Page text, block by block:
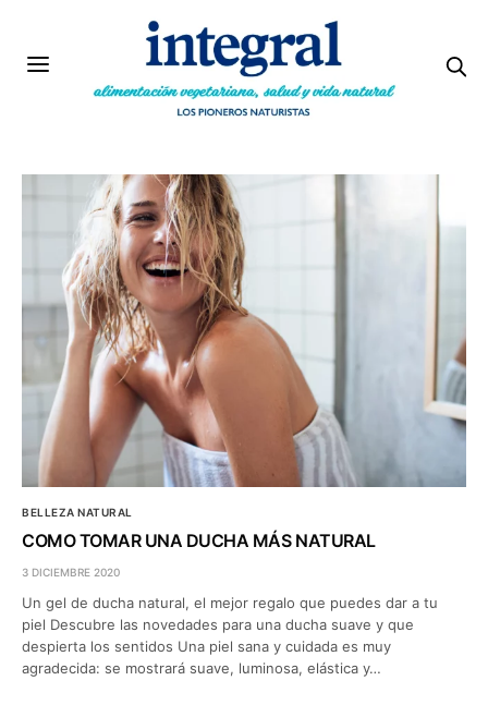
BELLEZA NATURAL
COMO TOMAR UNA DUCHA MÁS NATURAL
3 DICIEMBRE 2020
Un gel de ducha natural, el mejor regalo que puedes dar a tu
piel Descubre las novedades para una ducha suave y que
despierta los sentidos Una piel sana y cuidada es muy
agradecida: se mostrará suave, luminosa, elástica y…